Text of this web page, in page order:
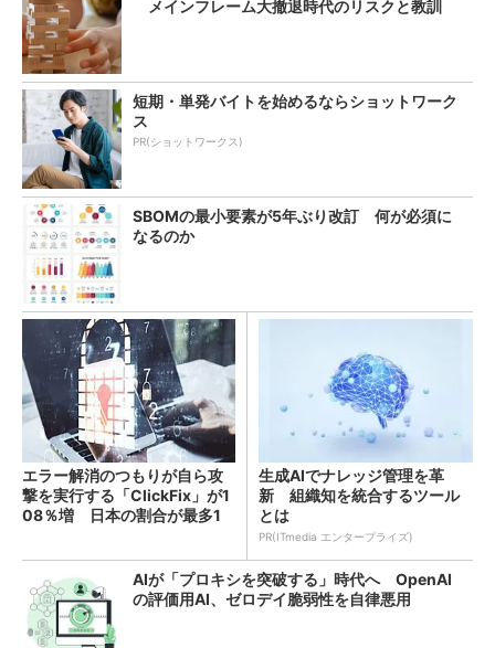
メインフレーム大撤退時代のリスクと教訓
短期・単発バイトを始めるならショットワーク
ス
PR(ショットワークス)
SBOMの最小要素が5年ぶり改訂 何が必須に
なるのか
エラー解消のつもりが自ら攻
撃を実行する「ClickFix」が1
08％増 日本の割合が最多1
生成AIでナレッジ管理を革
新 組織知を統合するツール
とは
PR(ITmedia エンタープライズ)
AIが「プロキシを突破する」時代へ OpenAI
の評価用AI、ゼロデイ脆弱性を自律悪用